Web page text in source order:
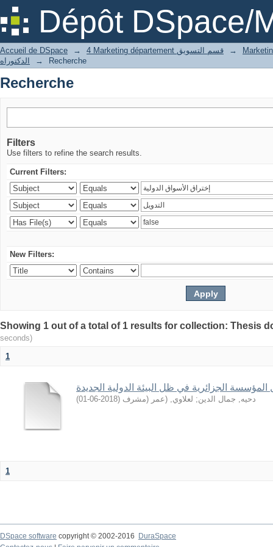
Dépôt DSpace/
Recherche
Accueil de DSpace → 4 Marketing département قسم التسويق
→
الدكتوراه
→ Recherche
Recherche
Filters
Use filters to refine the search results.
Current Filters:
New Filters:
seconds)
1
المؤسسة الجزائرية في ظل البيئة الدولية الجديدة
دحيه, جمال الدين; لعلاوي, (عمر (مشرف (
2018-06-01
)
1
DSpace software copyright © 2002-2016
DuraSpace